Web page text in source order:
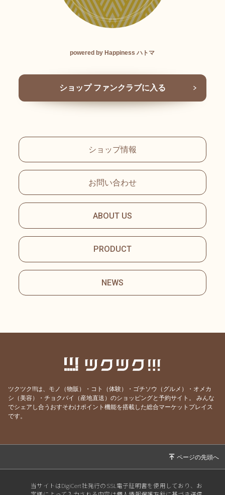
powered by Happiness ハトマ
ショップ ファンクラブに入る
ショップ情報
お問い合わせ
ABOUT US
PRODUCT
NEWS
ツクツク!!!は、モノ（物販）・コト（体験）・ゴチソウ（グルメ）・オメカ
シ（美容）・チョクバイ（産地直送）のショッピングと予約サイト。
みんな
でシェアし合うおすそわけポイント機能を搭載した総合マーケットプレイス
です。
当サイトはDigiCert社発行のSSL電子証明書を使用しており、お